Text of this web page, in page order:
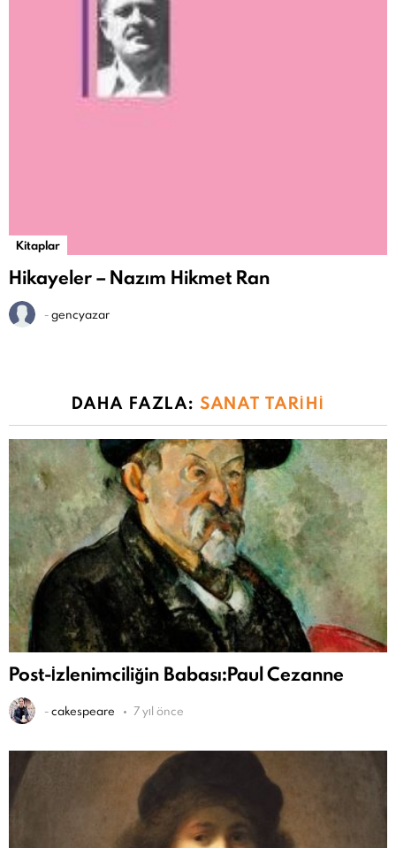
Kitaplar
Hikayeler – Nazım Hikmet Ran
-gencyazar
DAHA FAZLA: SANAT TARIHI
Post-İzlenimciliğin Babası:Paul Cezanne
-cakespeare 7 yıl önce